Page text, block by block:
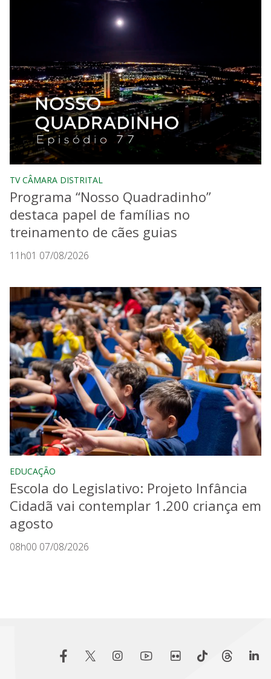
TV CÂMARA DISTRITAL
Programa “Nosso Quadradinho”
destaca papel de famílias no
treinamento de cães guias
11h01 07/08/2026
EDUCAÇÃO
Escola do Legislativo: Projeto Infância
Cidadã vai contemplar 1.200 criança em
agosto
08h00 07/08/2026